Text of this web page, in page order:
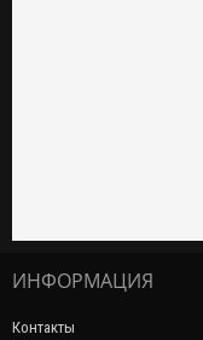
ИНФОРМАЦИЯ
Контакты